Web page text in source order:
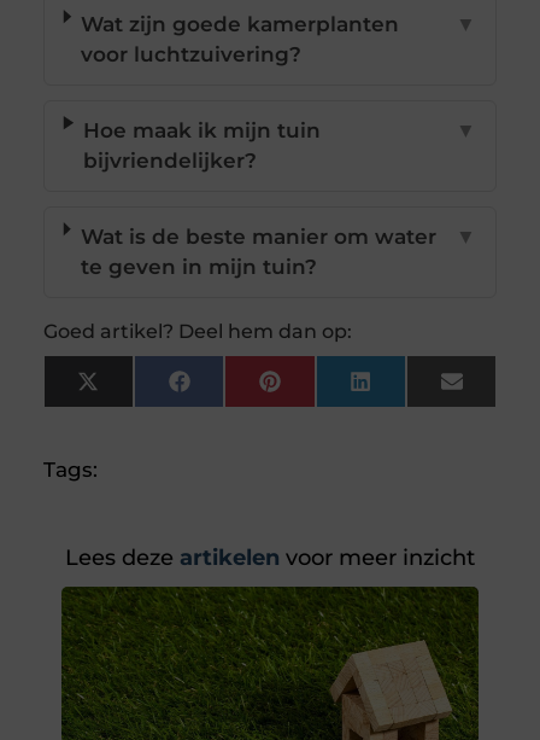
Wat zijn goede kamerplanten
voor luchtzuivering?
▼
Hoe maak ik mijn tuin
bijvriendelijker?
▼
Wat is de beste manier om water
te geven in mijn tuin?
▼
Goed artikel? Deel hem dan op:
X
(Twitter)
FacebookPinterestLinkedInEmail
Tags:
Lees deze artikelen voor meer inzicht